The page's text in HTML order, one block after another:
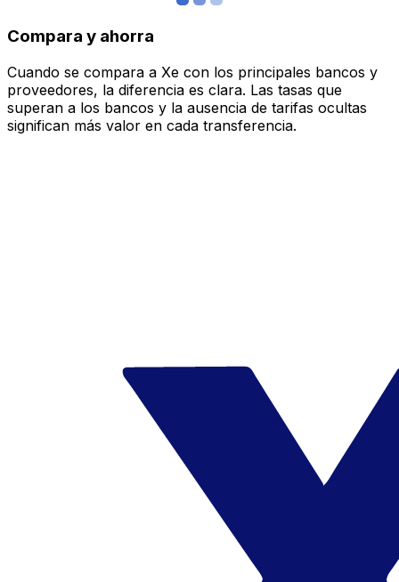
Compara y ahorra
Cuando se compara a Xe con los principales bancos y
proveedores, la diferencia es clara. Las tasas que
superan a los bancos y la ausencia de tarifas ocultas
significan más valor en cada transferencia.